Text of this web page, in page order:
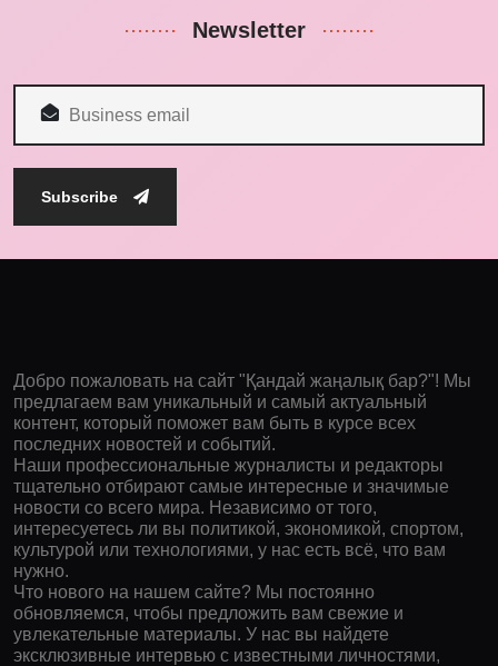
Newsletter
Subscribe
Добро пожаловать на сайт "Қандай жаңалық бар?"! Мы
предлагаем вам уникальный и самый актуальный
контент, который поможет вам быть в курсе всех
последних новостей и событий.
Наши профессиональные журналисты и редакторы
тщательно отбирают самые интересные и значимые
новости со всего мира. Независимо от того,
интересуетесь ли вы политикой, экономикой, спортом,
культурой или технологиями, у нас есть всё, что вам
нужно.
Что нового на нашем сайте? Мы постоянно
обновляемся, чтобы предложить вам свежие и
увлекательные материалы. У нас вы найдете
эксклюзивные интервью с известными личностями,